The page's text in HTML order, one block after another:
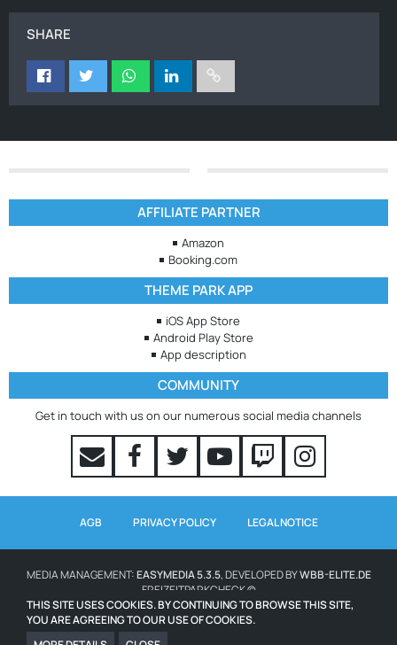
SHARE
AFFILIATE PARTNER
Amazon
Booking.com
THEME PARK APP
iOS App Store
Android Play Store
App description
COMMUNITY
Get in touch with us on our numerous social media channels
AGB PRIVACY POLICY LEGAL NOTICE
MEDIA MANAGEMENT:EASYMEDIA 5.3.5, DEVELOPED BYWBB-ELITE.DE
FREIZEITPARKCHECK ©
WAITING TIMES POWERED BY QUEUE-TIMES.COM
ICONS FROM WWW.ICONS8.COM
THIS SITE USES COOKIES. BY CONTINUING TO BROWSE THIS SITE,
YOU ARE AGREEING TO OUR USE OF COOKIES.